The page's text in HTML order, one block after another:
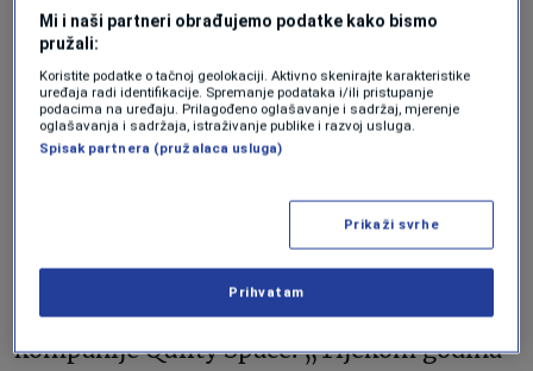
primijenio je postupni pristup u razvoju
raketne tehnologije. Musk, s ograničenijim
budžetom i stalnim rizikom od neuspjeha,
usvojio je klasičnu filozofiju Silicijske
„Inženjeri naporno rade u SpaceX-u, ali se
često iscrpe. Blue Origin pruža mnogo više
stabilnosti“, kaže Caleb Quilty, analitičar
kompanije Quilty Space. „Tijekom godina
Mi i naši partneri obrađujemo podatke kako bismo
pružali:
Koristite podatke o tačnoj geolokaciji. Aktivno skenirajte karakteristike
uređaja radi identifikacije. Spremanje podataka i/ili pristupanje
podacima na uređaju. Prilagođeno oglašavanje i sadržaj, mjerenje
oglašavanja i sadržaja, istraživanje publike i razvoj usluga.
Spisak partnera (pružalaca usluga)
Prikaži svrhe
Prihvatam